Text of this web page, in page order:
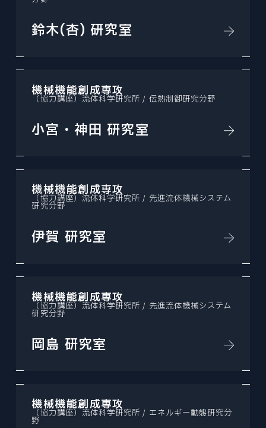
鈴木(杏) 研究室
機械機能創成専攻
（協力講座）流体科学研究所 / 伝熱制御研究分野
小宮・神田 研究室
機械機能創成専攻
（協力講座）流体科学研究所 / 先進流体機械システム
研究分野
伊賀 研究室
機械機能創成専攻
（協力講座）流体科学研究所 / 先進流体機械システム
研究分野
岡島 研究室
機械機能創成専攻
（協力講座）流体科学研究所 / エネルギー動態研究分
野